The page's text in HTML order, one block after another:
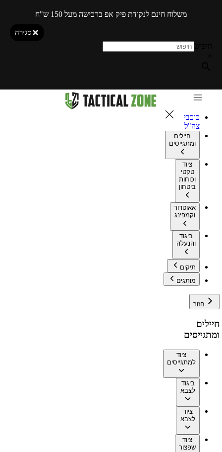
משלוח חינם לנקודת פיק אפ ברכישה מעל 150 ש"ח
סגירה
כוכבי
צה"ל
חיילים
ומתגייסים
ציוד
טקטי
וכוחות
ביטחון
אאוטדור
וקמפינג
ביגוד
והנעלה
תיקים
מותגים
חזור
חיילים
ומתגייסים
ציוד
למתגייסים
ביגוד
לצבא
ציוד
לצבא
ציוד
שפצור